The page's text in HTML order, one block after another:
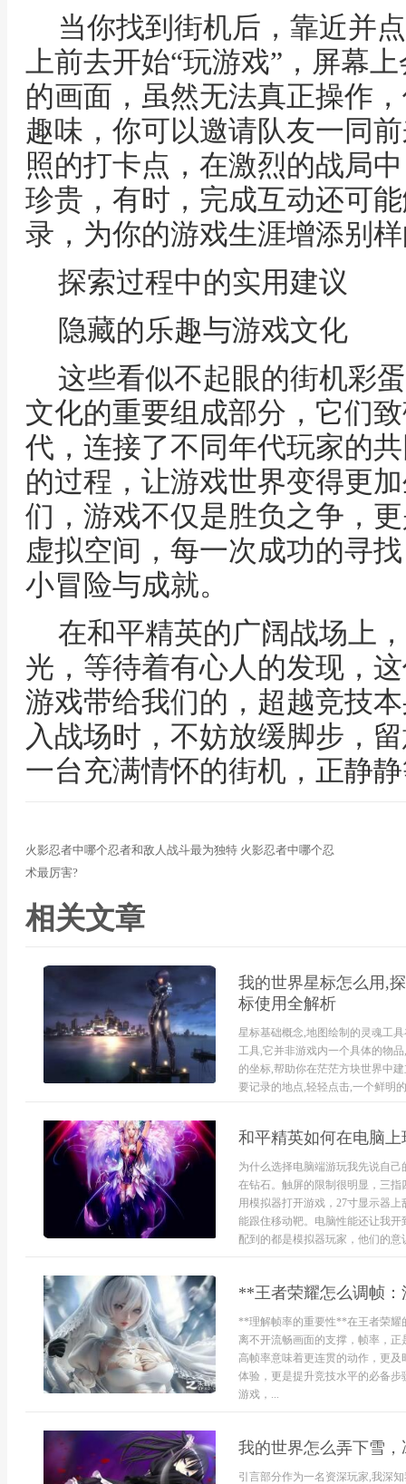
当你找到街机后，靠近并
上前去开始“玩游戏”，屏幕
的画面，虽然无法真正操作
趣味，你可以邀请队友一同
照的打卡点，在激烈的战局
珍贵，有时，完成互动还可
录，为你的游戏生涯增添别
探索过程中的实用建议
隐藏的乐趣与游戏文化
这些看似不起眼的街机彩
文化的重要组成部分，它们
代，连接了不同年代玩家的
的过程，让游戏世界变得更
们，游戏不仅是胜负之争，
虚拟空间，每一次成功的寻
小冒险与成就。
在和平精英的广阔战场上
光，等待着有心人的发现，
游戏带给我们的，超越竞技
入战场时，不妨放缓脚步，
一台充满情怀的街机，正静
火影忍者中哪个忍者和敌人战斗最为独特 火影忍者中哪个忍
术最厉害?
相关文章
我的世界星标怎么用,
标使用全解析
星标基础概念,地图绘制的灵魂工
工具,它并非游戏内一个具体的物
的坐标,帮助你在茫茫方块世界中
要记录的地点,轻轻点击,一个鲜明
和平精英如何在电脑
为什么选择电脑端游玩我先说自
在钻石。触屏的限制很明显，三
用模拟器打开游戏，27寸显示器
能跟住移动靶。电脑性能还让我
配到的都是模拟器玩家，他们的意
**王者荣耀怎么调帧
**理解帧率的重要性**在王者荣耀
离不开流畅画面的支撑，帧率，
高帧率意味着更连贯的动作，更
体验，更是提升竞技水平的必备
游戏，...
我的世界怎么弄下雪
引言部分作为一名资深玩家,我深